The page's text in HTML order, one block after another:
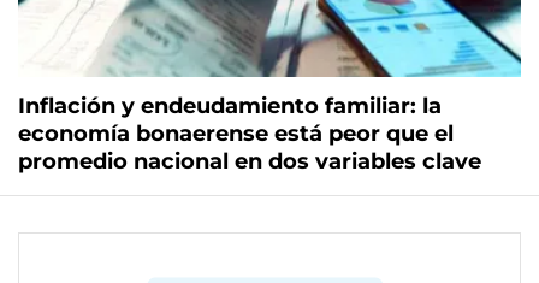
Inflación y endeudamiento familiar: la
economía bonaerense está peor que el
promedio nacional en dos variables clave